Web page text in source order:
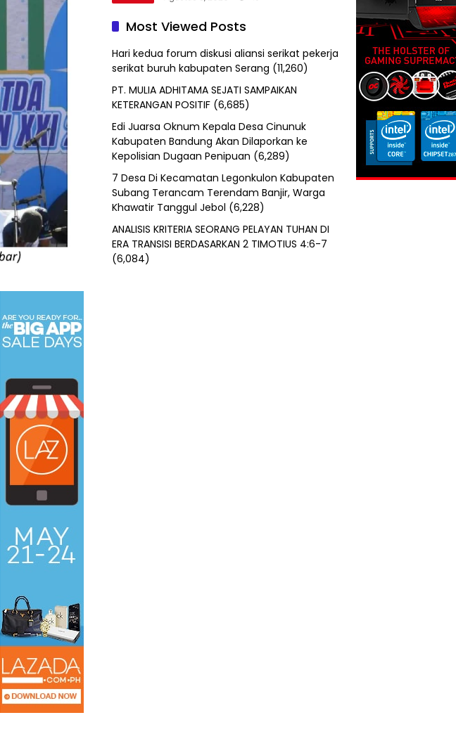
Most Viewed Posts
Hari kedua forum diskusi aliansi serikat pekerja
serikat buruh kabupaten Serang (11,260)
PT. MULIA ADHITAMA SEJATI SAMPAIKAN
KETERANGAN POSITIF (6,685)
Edi Juarsa Oknum Kepala Desa Cinunuk
Kabupaten Bandung Akan Dilaporkan ke
Kepolisian Dugaan Penipuan (6,289)
7 Desa Di Kecamatan Legonkulon Kabupaten
Subang Terancam Terendam Banjir, Warga
Khawatir Tanggul Jebol (6,228)
ANALISIS KRITERIA SEORANG PELAYAN TUHAN DI
ERA TRANSISI BERDASARKAN 2 TIMOTIUS 4:6-7
(6,084)